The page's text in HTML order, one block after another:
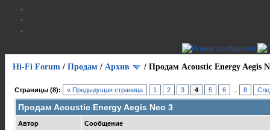
Hi-Fi Forum / Продам / Архив / Продам Acoustic Energy Aegis
Страницы (8): « Предыдущая страница 1 2 3 4 5 6 8
Продам Acoustic Energy Aegis Neo 3
Автор Сообщение